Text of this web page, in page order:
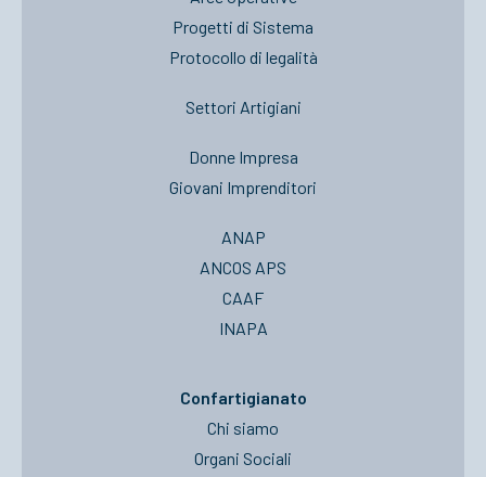
Progetti di Sistema
Protocollo di legalità
Settori Artigiani
Donne Impresa
Giovani Imprenditori
ANAP
ANCOS APS
CAAF
INAPA
Confartigianato
Chi siamo
Organi Sociali